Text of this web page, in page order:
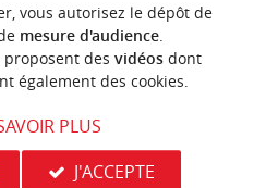
de Paul d'Arès
vous autorisez le dépôt de
mesure d'audience.
des vidéosdont
également des cookies.
PLUS
J'ACCEPTE